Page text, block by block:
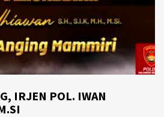
IRJEN POL. IWAN